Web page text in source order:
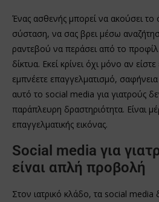
Ένας ασθενής μπορεί να ακούσει
σύσταση, να σας βρει μέσω
ραντεβού να περάσει από το
δίκτυα. Εκεί κρίνει όχι μόνο αν
εμπνέετε επαγγελματισμό, σαφήνεια
αυτό το social media για γιατρούς
παράπλευρη δραστηριότητα. Είναι
επαγγελματικής εικόνας.
Social media για
είναι απλή προβολή
Στον ιατρικό κλάδο, τα social